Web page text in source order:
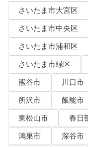
さいたま市大宮区
さいたま市中央区
さいたま市浦和区
さいたま市緑区
熊谷市
川口市
所沢市
飯能市
東松山市
春日
鴻巣市
深谷市